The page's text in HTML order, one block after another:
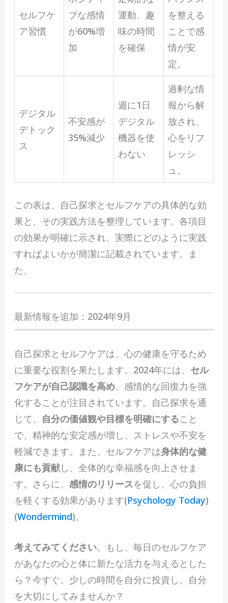
セルフケ
ア習慣
ブな感情
が60%増
加
運動、趣
味の時間
を確保
を整える
ことで感
情が安
定。
デジタル
デトック
ス
不安感が
35%減少
週に1日
デジタル
機器を使
わない
過剰な情
報から解
放され、
心をリフ
レッシ
ュ。
この表は、自己探求とセルフケアの具体的な効
果と、その実践方法を整理しています。各項目
の効果が明確に示され、実際にどのように実践
すればよいかが簡潔に記載されています。ま
た、
最新情報を追加：2024年9月
自己探求とセルフケアは、心の健康を守るため
に重要な役割を果たします。2024年には、 セル
フケアが自己認識を高め、感情的な回復力を強
化することが注目されています。自己探求を通
じて、 自分の価値観や目標を明確にすること
で、精神的な安定感が増し、ストレスや不安を
軽減できます。また、セルフケアは身体的な健
康にも貢献し、全体的な幸福感を向上させま
す。さらに、 感情のリリースを促し、心の負担
を軽くする効果があります​(Psychology Today)​
(Wondermind)。
考えてみてください。もし、毎日のセルフケア
があなたの心と体に新たな活力を与えるとした
ら？今すぐ、少しの時間を自分に投資し、自分
を大切にしてみませんか？